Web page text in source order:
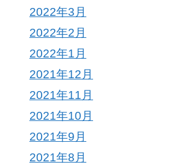
2022年3月
2022年2月
2022年1月
2021年12月
2021年11月
2021年10月
2021年9月
2021年8月